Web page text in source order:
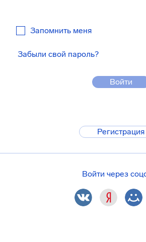
Запомнить меня
Забыли свой пароль?
Войти
Регистрация
Войти через